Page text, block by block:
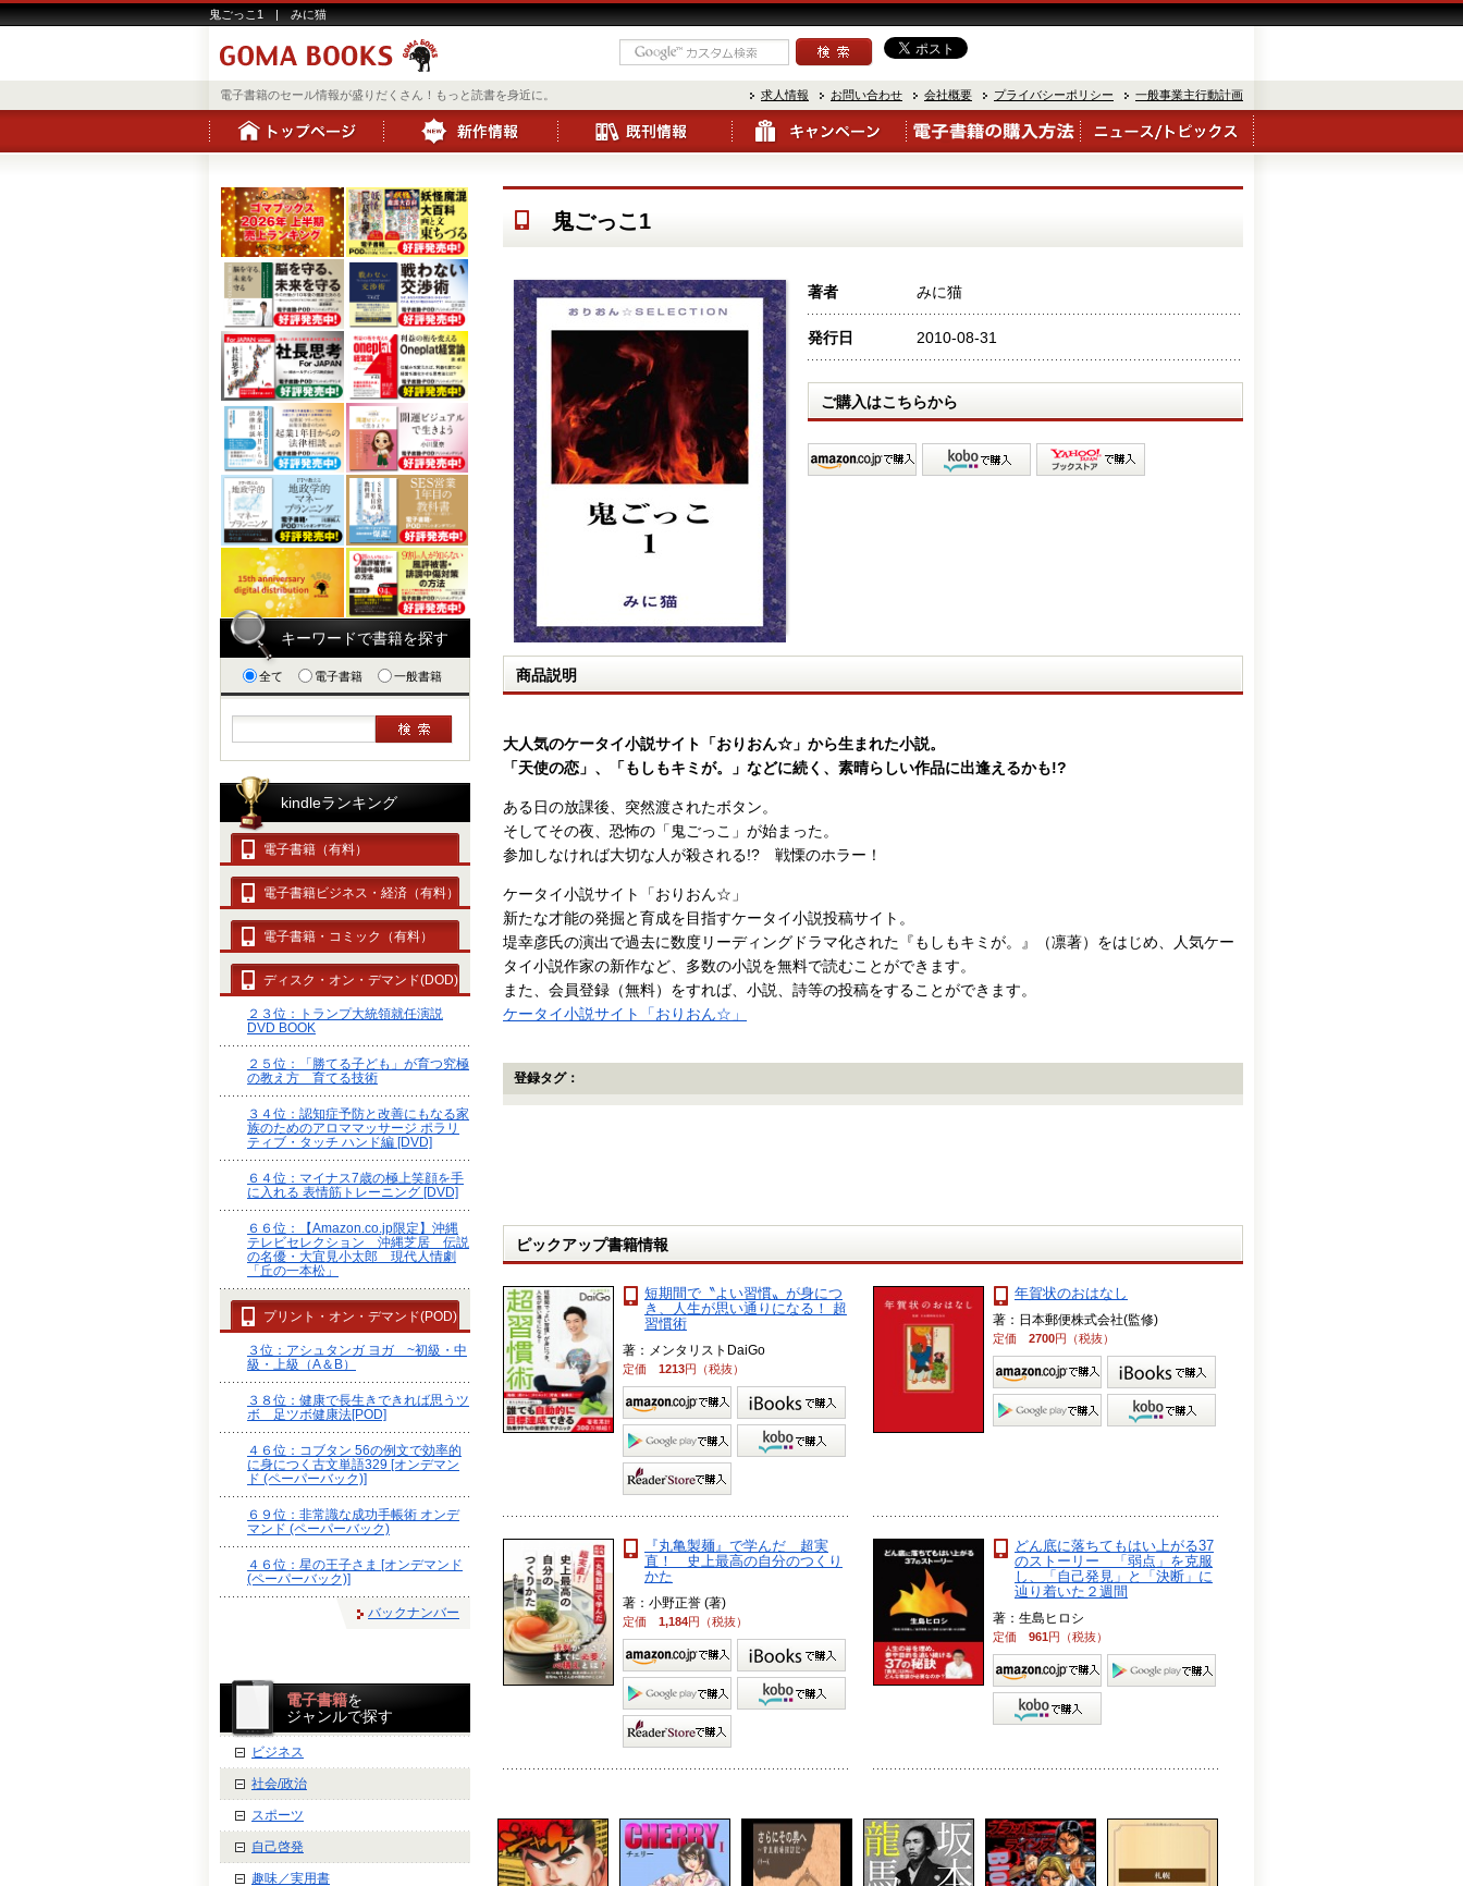
鬼ごっこ1 | みに猫
電子書籍のセール情報が盛りだくさん！もっと読書を身近に。 求人情報 お問い合わせ 会社概要 プライバシーポリシー 一般事業主行動計画
鬼ごっこ1
著者 みに猫
発行日 2010-08-31
ご購入はこちらから
商品説明
大人気のケータイ小説サイト「おりおん☆」から生まれた小説。
「天使の恋」、「もしもキミが。」などに続く、素晴らしい作品に出逢えるかも!?
ある日の放課後、突然渡されたボタン。
そしてその夜、恐怖の「鬼ごっこ」が始まった。
参加しなければ大切な人が殺される!? 戦慄のホラー！
ケータイ小説サイト「おりおん☆」
新たな才能の発掘と育成を目指すケータイ小説投稿サイト。
堤幸彦氏の演出で過去に数度リーディングドラマ化された『もしもキミが。』（凛著）をはじめ、人気ケー
タイ小説作家の新作など、多数の小説を無料で読むことができます。
また、会員登録（無料）をすれば、小説、詩等の投稿をすることができます。
ケータイ小説サイト「おりおん☆」
登録タグ：
ピックアップ書籍情報
短期間で〝よい習慣〟が身につ
き、人生が思い通りになる！ 超
習慣術
著：メンタリストDaiGo
定価 1213円（税抜）
年賀状のおはなし
著：日本郵便株式会社(監修)
定価 2700円（税抜）
『丸亀製麺』で学んだ 超実
直！ 史上最高の自分のつくり
かた
著：小野正誉 (著)
定価 1,184円（税抜）
どん底に落ちてもはい上がる37
のストーリー 「弱点」を克服
し、「自己発見」と「決断」に
辿り着いた２週間
著：生島ヒロシ
定価 961円（税抜）
キーワードで書籍を探す
全て 電子書籍 一般書籍
kindleランキング
電子書籍（有料）
電子書籍ビジネス・経済（有料）
電子書籍・コミック（有料）
ディスク・オン・デマンド(DOD)
２３位：トランプ大統領就任演説
DVD BOOK
２５位：「勝てる子ども」が育つ究極
の教え方 育てる技術
３４位：認知症予防と改善にもなる家
族のためのアロママッサージ ポラリ
ティブ・タッチ ハンド編 [DVD]
６４位：マイナス7歳の極上笑顔を手
に入れる 表情筋トレーニング [DVD]
６６位：【Amazon.co.jp限定】沖縄
テレビセレクション 沖縄芝居 伝説
の名優・大宜見小太郎 現代人情劇
「丘の一本松」
プリント・オン・デマンド(POD)
３位：アシュタンガ ヨガ ~初級・中
級・上級（A＆B）
３８位：健康で長生きできれば思うツ
ボ 足ツボ健康法[POD]
４６位：コブタン 56の例文で効率的
に身につく古文単語329 [オンデマン
ド (ペーパーバック)]
６９位：非常識な成功手帳術 オンデ
マンド (ペーパーバック)
４６位：星の王子さま [オンデマンド
(ペーパーバック)]
バックナンバー
電子書籍を
ジャンルで探す
ビジネス
社会/政治
スポーツ
自己啓発
趣味／実用書